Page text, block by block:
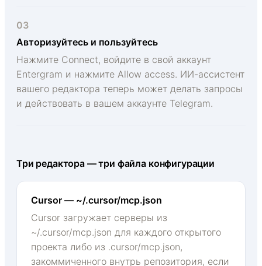
03
Авторизуйтесь и пользуйтесь
Нажмите Connect, войдите в свой аккаунт
Entergram и нажмите Allow access. ИИ-ассистент
вашего редактора теперь может делать запросы
и действовать в вашем аккаунте Telegram.
Три редактора — три файла конфигурации
Cursor — ~/.cursor/mcp.json
Cursor загружает серверы из
~/.cursor/mcp.json для каждого открытого
проекта либо из .cursor/mcp.json,
закоммиченного внутрь репозитория, если